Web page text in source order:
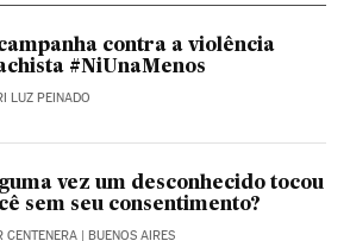
contra a violência
#NiUnaMenos
LUZ PEINADO
vez um desconhecido tocou
sem seu consentimento?
CENTENERA | BUENOS AIRES